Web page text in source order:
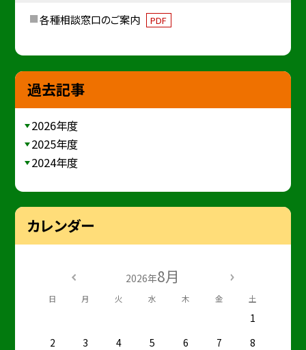
各種相談窓口のご案内 PDF
過去記事
2026年度
2025年度
2024年度
カレンダー
2026年8月
日 月 火 水 木 金 土
1
2
3 4 5 6 7
8